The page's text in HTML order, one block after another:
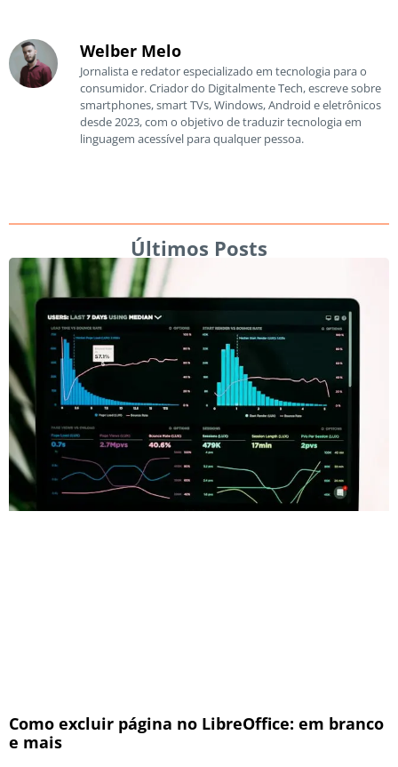
Welber Melo
Jornalista e redator especializado em tecnologia para o
consumidor. Criador do Digitalmente Tech, escreve sobre
smartphones, smart TVs, Windows, Android e eletrônicos
desde 2023, com o objetivo de traduzir tecnologia em
linguagem acessível para qualquer pessoa.
Últimos Posts
Como excluir página no LibreOffice: em branco
e mais